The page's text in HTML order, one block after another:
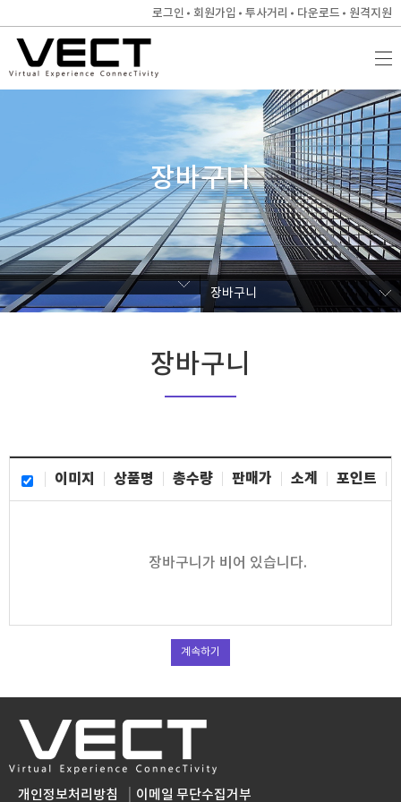
로그인 회원가입 투사거리 다운로드 원격지원
장바구니
장바구니
장바구니
이미지 상품명 총수량 판매가 소계 포인트
장바구니가 비어 있습니다.
계속하기
개인정보처리방침 이메일 무단수집거부